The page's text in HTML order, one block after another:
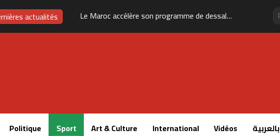
actualités Le Maroc accélère son programme de dessalement pour renforcer sa sécurité hydrique
Politique Sport Art & Culture International Vidéos بالعربية